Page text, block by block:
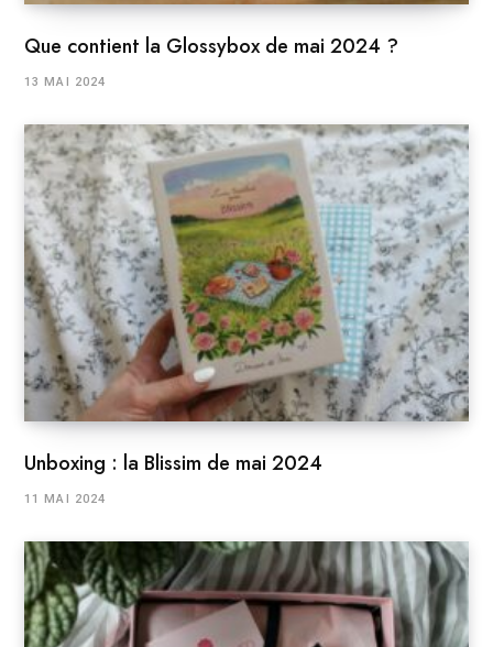
Que contient la Glossybox de mai 2024 ?
13 MAI 2024
Unboxing : la Blissim de mai 2024
11 MAI 2024